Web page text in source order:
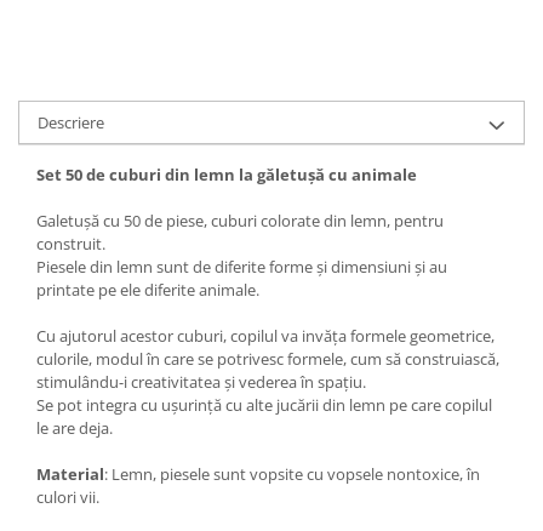
Descriere
Set 50 de cuburi din lemn la găletușă cu animale
Galetușă cu 50 de piese, cuburi colorate din lemn, pentru
construit.
Piesele din lemn sunt de diferite forme și dimensiuni și au
printate pe ele diferite animale.
Cu ajutorul acestor cuburi, copilul va invăța formele geometrice,
culorile, modul în care se potrivesc formele, cum să construiască,
stimulându-i creativitatea și vederea în spațiu.
Se pot integra cu ușurință cu alte jucării din lemn pe care copilul
le are deja.
Material: Lemn, piesele sunt vopsite cu vopsele nontoxice, în
culori vii.